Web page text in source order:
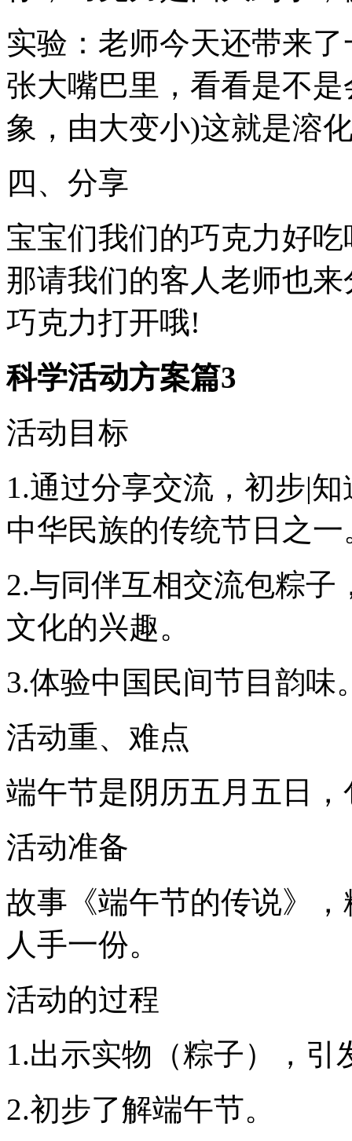
实验：老师今天还带来
张大嘴巴里，看看是不
象，由大变小)这就是溶
四、分享
宝宝们我们的巧克力好
那请我们的客人老师也
巧克力打开哦!
科学活动方案篇3
活动目标
1.通过分享交流，初步|
中华民族的传统节日之一
2.与同伴互相交流包粽
文化的兴趣。
3.体验中国民间节目韵味
活动重、难点
端午节是阴历五月五日
活动准备
故事《端午节的传说》
人手一份。
活动的过程
1.出示实物（粽子），引
2.初步了解端午节。